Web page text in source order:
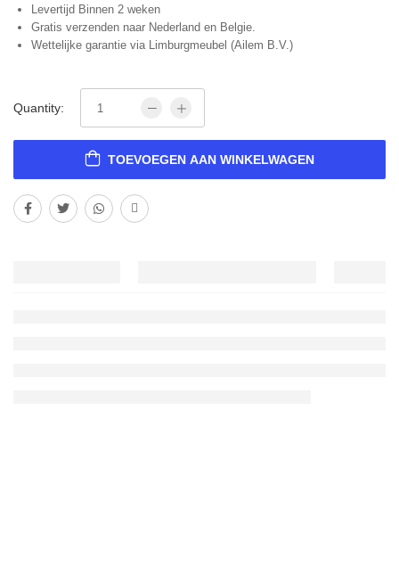
Levertijd Binnen 2 weken
Gratis verzenden naar Nederland en Belgie.
Wettelijke garantie via Limburgmeubel (Ailem B.V.)
Quantity:
TOEVOEGEN AAN WINKELWAGEN